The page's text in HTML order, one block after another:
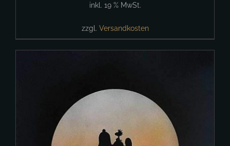
inkl. 19 % MwSt.
zzgl. Versandkosten